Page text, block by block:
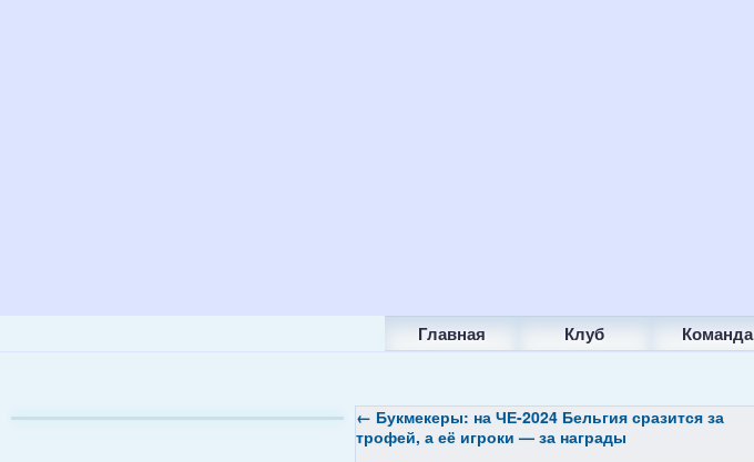
Главная Клуб Команда
← Букмекеры: на ЧЕ-2024 Бельгия сразится за
трофей, а её игроки — за награды